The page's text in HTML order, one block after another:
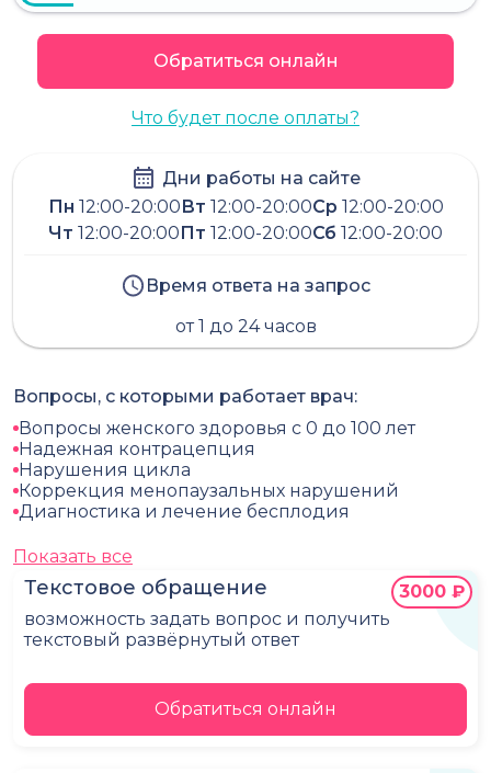
Обратиться онлайн
Что будет после оплаты?
Дни работы на сайте
Пн 12:00-20:00 Вт 12:00-20:00Ср 12:00-20:00
Чт 12:00-20:00 Пт 12:00-20:00Сб 12:00-20:00
Время ответа на запрос
от 1 до 24 часов
Текстовое обращение
возможность задать вопрос и получить
текстовый развёрнутый ответ
3000 ₽
Обратиться онлайн
Вопросы, с которыми работает врач:
Вопросы женского здоровья с 0 до 100 лет
Надежная контрацепция
Нарушения цикла
Коррекция менопаузальных нарушений
Диагностика и лечение бесплодия
Показать все